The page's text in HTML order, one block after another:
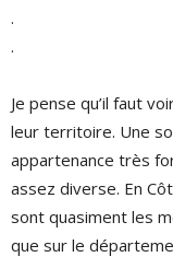
.
.
Je pense qu’il faut
leur territoire. Une
appartenance très
assez diverse. En
sont quasiment les
que sur le